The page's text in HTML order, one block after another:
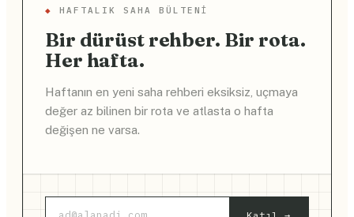
◆ HAFTALIK SAHA BÜLTENI
Bir dürüst rehber. Bir rota.
Her hafta.
Haftanın en yeni saha rehberi eksiksiz, uçmaya
değer az bilinen bir rota ve atlasta o hafta
değişen ne varsa.